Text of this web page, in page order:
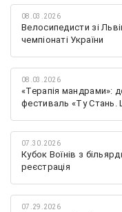
08.03.2026
Велосипедисти зі
чемпіонаті України
08.03.2026
«Терапія мандрами»:
фестиваль «Ту Стань.
07.30.2026
Кубок Воїнів з
реєстрація
07.29.2026